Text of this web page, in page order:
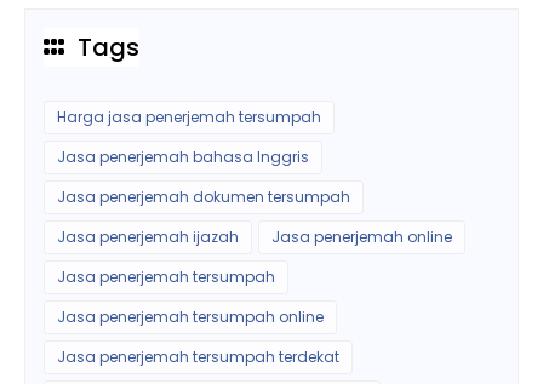
Tags
Harga jasa penerjemah tersumpah
Jasa penerjemah bahasa Inggris
Jasa penerjemah dokumen tersumpah
Jasa penerjemah ijazah
Jasa penerjemah online
Jasa penerjemah tersumpah
Jasa penerjemah tersumpah online
Jasa penerjemah tersumpah terdekat